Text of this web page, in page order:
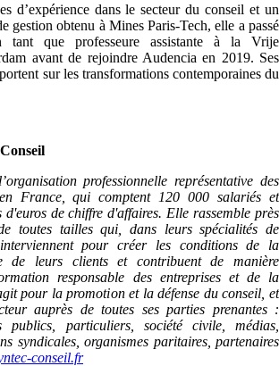
d’expérience dans le secteur du conseil et un
gestion obtenu à Mines Paris-Tech, elle a passé
tant que professeure assistante à la Vrije
avant de rejoindre Audencia en 2019. Ses
sur les transformations contemporaines du
professionnelle représentative des
France, qui comptent 120 000 salariés et
de chiffre d'affaires. Elle rassemble près
toutes tailles qui, dans leurs spécialités de
interviennent pour créer les conditions de la
de leurs clients et contribuent de manière
responsable des entreprises et de la
pour la promotion et la défense du conseil, et
auprès de toutes ses parties prenantes :
publics, particuliers, société civile, médias,
syndicales, organismes paritaires, partenaires
conseil.fr